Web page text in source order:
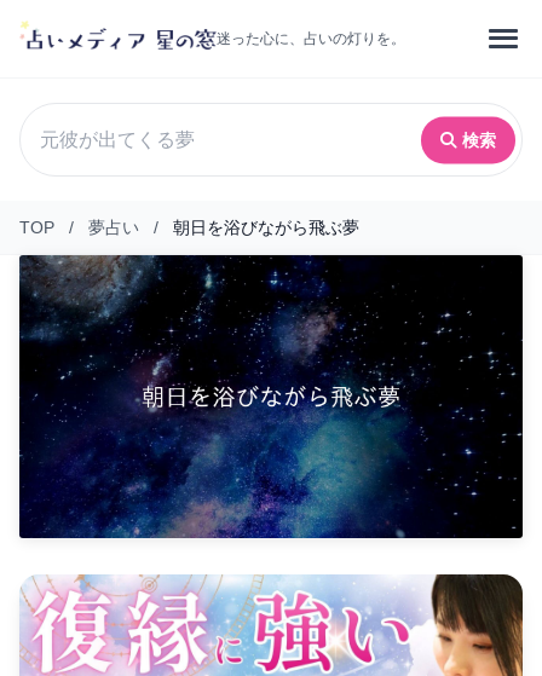
迷った心に、占いの灯りを。
検索
TOP / 夢占い / 朝日を浴びながら飛ぶ夢